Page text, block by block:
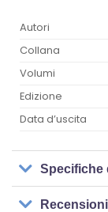
Autori
Collana
Volumi
Edizione
Data d’uscita
Specifiche